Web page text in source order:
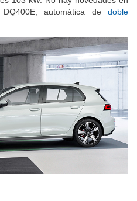
automática de doble